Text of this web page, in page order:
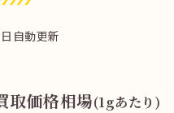
自動更新
取価格相場(1gあたり)